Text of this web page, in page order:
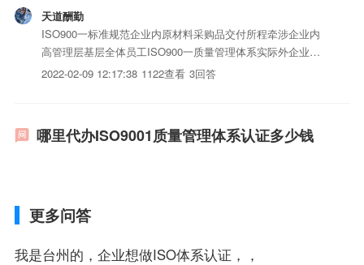
天道酬勤
ISO900一标准规范企业内原材料采购品交付所程牵涉企业内
高管理层基层全体员工ISO900一质量管理体系实际外企业低
标准具体步骤：企业必须具备定条件才能申请认证企业申请
2022-02-09 12:17:38 1122查看 3回答
哪里代办ISO9001质量管理体系认证多少钱
更多问答
我是台州的，企业想做ISO体系认证，，